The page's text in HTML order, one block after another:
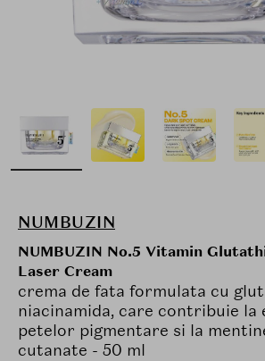
NUMBUZIN
NUMBUZIN No.5 Vitamin
Laser Cream
crema de fata formulata cu
niacinamida, care contribuie la
petelor pigmentare si la
cutanate - 50 ml